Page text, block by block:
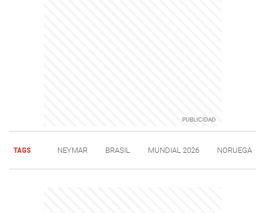
TAGS NEYMAR BRASIL MUNDIAL 2026 NORUEGA